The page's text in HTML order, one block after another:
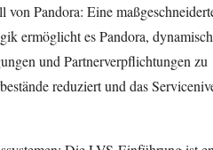
von Pandora: Eine
ermöglicht es Pandora,
und Partnerverpflichtungen zu
reduziert und das